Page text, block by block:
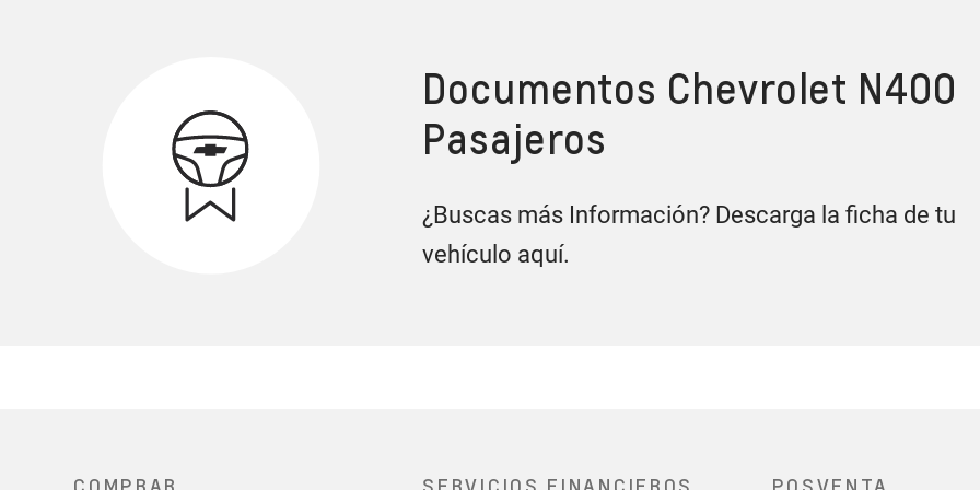
Documentos Chevrolet N400
Pasajeros
¿Buscas más Información? Descarga la ficha de tu
vehículo aquí.